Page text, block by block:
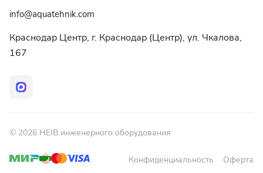
info@aquatehnik.com
Краснодар Центр, г. Краснодар (Центр), ул. Чкалова,
167
© 2026 HEIB инженерного оборудования
Конфиденциальность Оферта